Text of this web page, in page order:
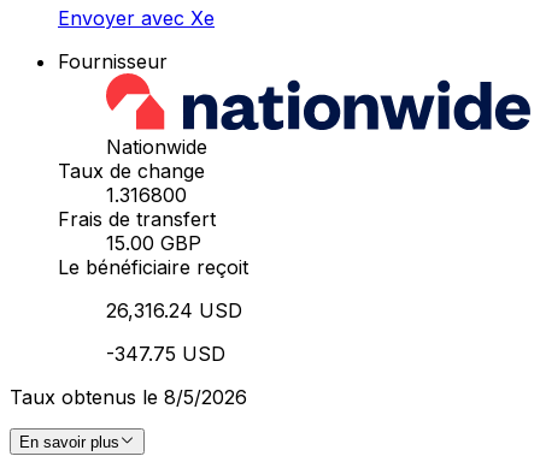
Envoyer avec Xe
Fournisseur
Nationwide
Taux de change
1.316800
Frais de transfert
15.00 GBP
Le bénéficiaire reçoit
26,316.24 USD
-347.75 USD
Taux obtenus le 8/5/2026
En savoir plus